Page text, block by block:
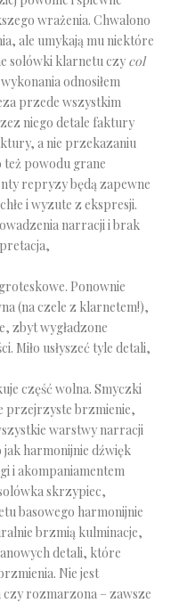
wrażenia. Chwalono
ale umykają mu niektóre
solówki klarnetu czy col
odnosiłem
przede wszystkim
niego detale faktury
a nie przekazaniu
też powodu grane
repryzy będą zapewne
i wyzute z ekspresji.
narracji i brak
Ponownie
(na czele z klarnetem!),
zbyt wygładzone
Miło usłyszeć tyle detali,
część wolna. Smyczki
przejrzyste brzmienie,
warstwy narracji
jak harmonijnie dźwięk
i akompaniamentem
skrzypiec,
basowego harmonijnie
brzmią kulminacje,
detali, które
Nie jest
rozmarzona – zawsze